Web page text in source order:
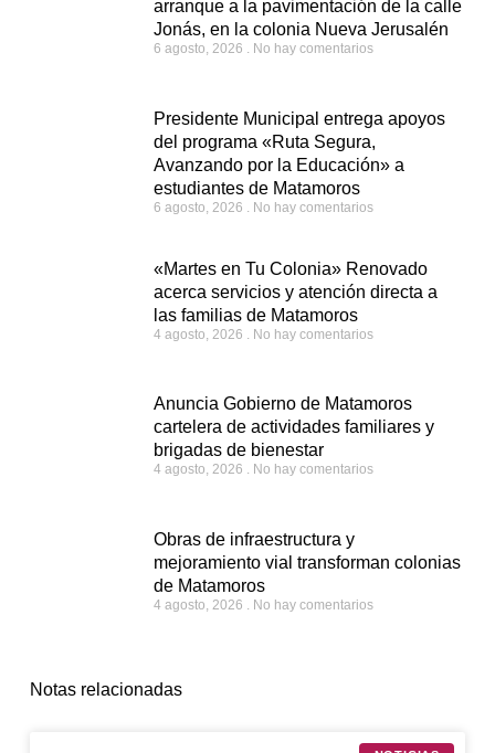
arranque a la pavimentación de la calle
Jonás, en la colonia Nueva Jerusalén
6 agosto, 2026 No hay comentarios
Presidente Municipal entrega apoyos
del programa «Ruta Segura,
Avanzando por la Educación» a
estudiantes de Matamoros
6 agosto, 2026 No hay comentarios
«Martes en Tu Colonia» Renovado
acerca servicios y atención directa a
las familias de Matamoros
4 agosto, 2026 No hay comentarios
Anuncia Gobierno de Matamoros
cartelera de actividades familiares y
brigadas de bienestar
4 agosto, 2026 No hay comentarios
Obras de infraestructura y
mejoramiento vial transforman colonias
de Matamoros
4 agosto, 2026 No hay comentarios
Notas relacionadas